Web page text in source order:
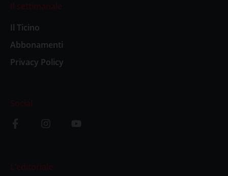
Il settimanale
Il Ticino
Abbonamenti
Privacy Policy
Social
L’editoriale